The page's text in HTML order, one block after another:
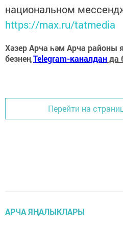
национальном
https://max.ru/tatmedia
Хәзер Арча һәм Арча районы
безнеңTelegram-каналданда
Перейти на
АРЧА ЯҢАЛЫКЛАРЫ